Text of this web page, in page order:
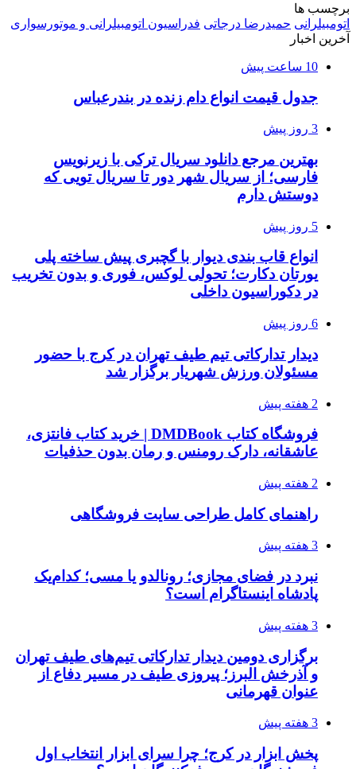
برچسب ها
اتومبیلرانی حمیدرضا درجاتی فدراسیون اتومبیلرانی و موتورسواری
آخرین اخبار
10 ساعت پیش
جدول قیمت انواع دام زنده در بندرعباس
3 روز پیش
بهترین مرجع دانلود سریال ترکی با زیرنویس
فارسی؛ از سریال شهر دور تا سریال تویی که
دوستش دارم
5 روز پیش
انواع قاب بندی دیوار با گچبری پیش ساخته پلی
یورتان دکارت؛ تحولی لوکس، فوری و بدون تخریب
در دکوراسیون داخلی
6 روز پیش
دیدار تدارکاتی تیم طیف تهران در کرج با حضور
مسئولان ورزش شهریار برگزار شد
2 هفته پیش
فروشگاه کتاب DMDBook | خرید کتاب فانتزی،
عاشقانه، دارک رومنس و رمان بدون حذفیات
2 هفته پیش
راهنمای کامل طراحی سایت فروشگاهی
3 هفته پیش
نبرد در فضای مجازی؛ رونالدو یا مسی؛ کدام‌یک
پادشاه اینستاگرام است؟
3 هفته پیش
برگزاری دومین دیدار تدارکاتی تیم‌های طیف تهران
و آذرخش البرز؛ پیروزی طیف در مسیر دفاع از
عنوان قهرمانی
3 هفته پیش
پخش ابزار در کرج؛ چرا سرای ابزار انتخاب اول